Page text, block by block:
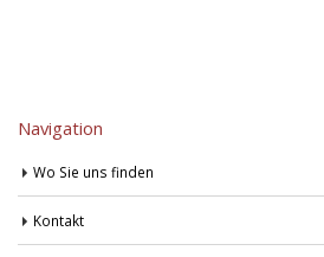
Navigation
Wo Sie uns finden
Kontakt